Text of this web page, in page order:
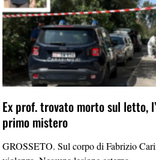
Ex prof. trovato morto sul letto,
primo mistero
GROSSETO. Sul corpo di Fabrizio